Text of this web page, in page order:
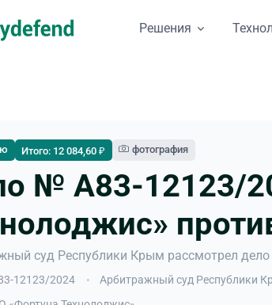
Решения
Итого: 12 084,60 ₽ фотография
№ А83-12123/
суд Республики Крым рассмотрел
12123/2024 Арбитражный суд Республики